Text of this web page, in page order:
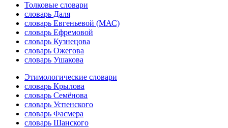
Толковые словари
словарь Даля
словарь Евгеньевой (МАС)
словарь Ефремовой
словарь Кузнецова
словарь Ожегова
словарь Ушакова
Этимологические словари
словарь Крылова
словарь Семёнова
словарь Успенского
словарь Фасмера
словарь Шанского